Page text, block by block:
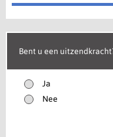
Vakbond
Werkgever partij
Bent u een
Ja
Nee